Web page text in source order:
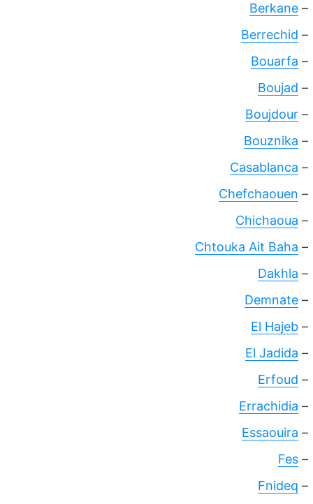
–
Berkane
–
Berrechid
–
Bouarfa
–
Boujad
–
Boujdour
–
Bouznika
–
Casablanca
–
Chefchaouen
–
Chichaoua
–
Chtouka Ait Baha
–
Dakhla
–
Demnate
–
El Hajeb
–
El Jadida
–
Erfoud
–
Errachidia
–
Essaouira
–
Fes
–
Fnideq